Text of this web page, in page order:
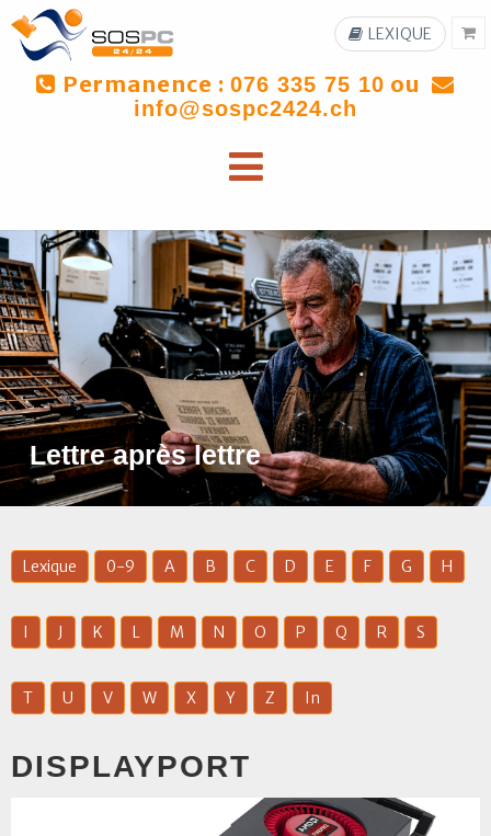
Permanence : 076 335 75 10 ou
info@sospc2424.ch
LEXIQUE
Lettre après lettre
Lexique 0-9 A B C D E F G H
I J K L M N O P Q R S
T U V W X Y Z In
DISPLAYPORT